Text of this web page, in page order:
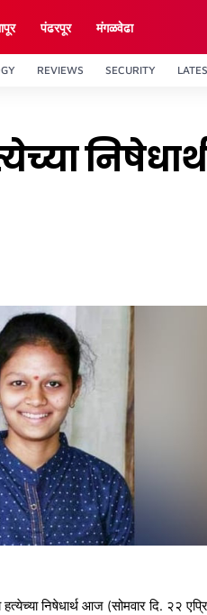
पंढरपूर मंगळवेढा
REVIEWS SECURITY
हत्येच्या निषेधार्थ आज (सोमवार दि. २२